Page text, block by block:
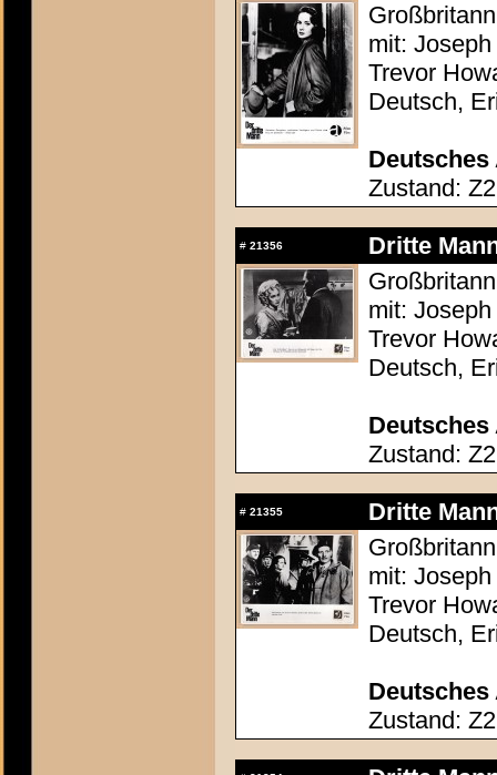
mit:
Trevor
Deutsch,
Deutsches
Zustand: Z2
# 21356
Dritte
mit:
Trevor
Deutsch,
Deutsches
Zustand: Z2
# 21355
Dritte
mit:
Trevor
Deutsch,
Deutsches
Zustand: Z2